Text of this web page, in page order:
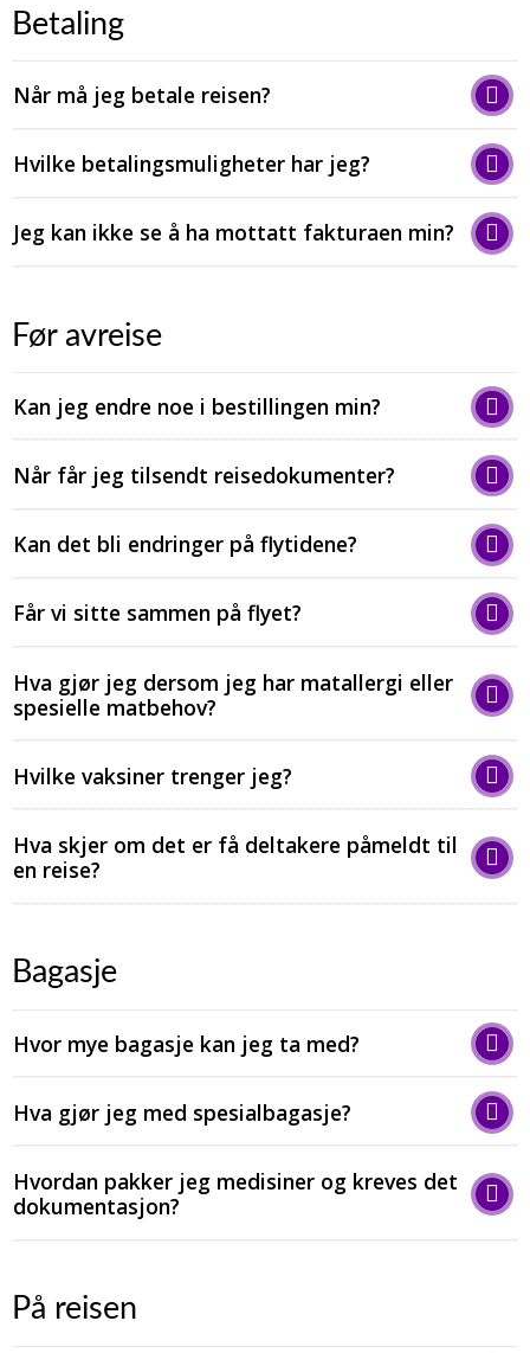
Betaling
​​​​​​​Når må jeg betale reisen?
Hvilke betalingsmuligheter har jeg?
Jeg kan ikke se å ha mottatt fakturaen min?
Før avreise
Kan j​eg endre noe i bestillingen min?
​​​​​​​Når får jeg tilsendt reisedokumenter?
Kan det bli endringer på flytidene?
Får vi sitte sammen på flyet?
Hva gjør jeg dersom jeg har matallergi eller
spesielle matbehov?
Hvilke vaksiner trenger jeg?
Hva skjer om det er få deltakere påmeldt til
en reise?
Bagasje
Hvor mye bagasje kan jeg ta med?
Hva gjør jeg med spesialbagasje?
Hvordan pakker jeg medisiner og kreves det
dokumentasjon?
På reisen